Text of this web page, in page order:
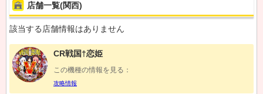
店舗一覧(関西)
該当する店舗情報はありません
CR戦国†恋姫
この機種の情報を見る：
攻略情報